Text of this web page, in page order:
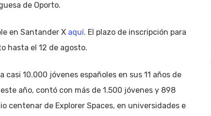
de Oporto.
en Santander X aquí. El plazo de inscripción para
hasta el 12 de agosto.
10.000 jóvenes españoles en sus 11 años de
año, contó con más de 1.500 jóvenes y 898
centenar de Explorer Spaces, en universidades e